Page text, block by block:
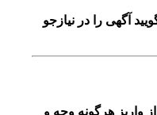
را در نیازجو
هرگونه وجه و